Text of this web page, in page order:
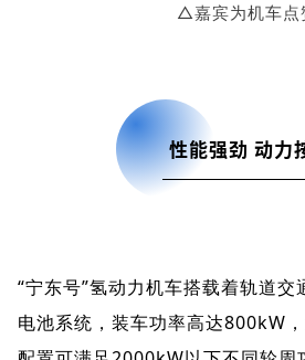
△嘉宾为机车点
性能强劲 动力
“宁东号”氢动力机车搭载着轨道
电池系统，装车功率高达800kW